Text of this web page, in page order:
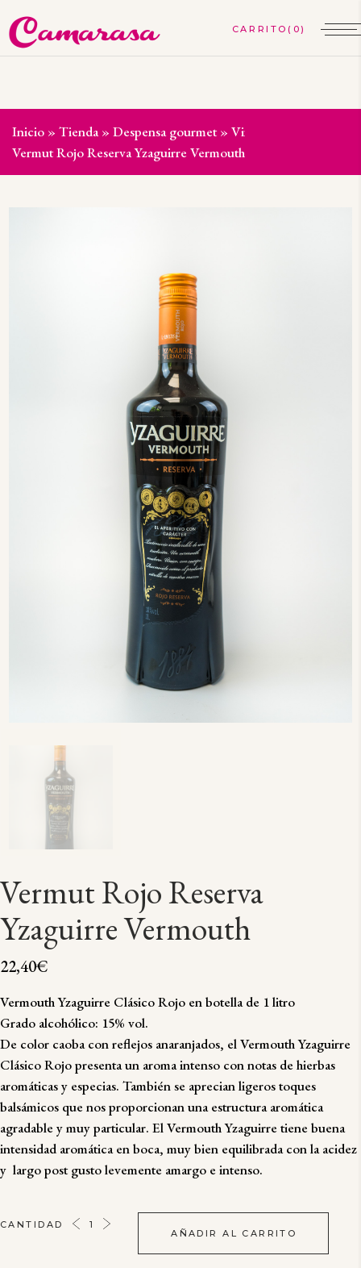
(0)
Inicio » Tienda» Despensa gourmet» Vinos y espumosos
Vermut Rojo Reserva Yzaguirre Vermouth
Vermut Rojo Reserva
Yzaguirre Vermouth
22,40€
Vermouth Yzaguirre Clásico Rojo en botella de 1 litro
Grado alcohólico: 15% vol.
De color caoba con reflejos anaranjados, el Vermouth Yzaguirre
Clásico Rojo presenta un aroma intenso con notas de hierbas
aromáticas y especias. También se aprecian ligeros toques
balsámicos que nos proporcionan una estructura aromática
agradable y muy particular. El Vermouth Yzaguirre tiene buena
intensidad aromática en boca, muy bien equilibrada con la acidez
y largo post gusto levemente amargo e intenso.
VERMUT
CANTIDAD
AÑADIR AL CARRITO